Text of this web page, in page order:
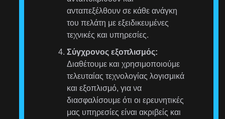
ανταπεξέλθουν σε κάθε ανάγκη
του πελάτη με εξειδικευμένες
τεχνικές και υπηρεσίες.
Σύγχρονος εξοπλισμός:
Διαθέτουμε και χρησιμοποιούμε
τελευταίας τεχνολογίας λογισμικά
και εξοπλισμό, για να
διασφαλίσουμε ότι οι ερευνητικές
μας υπηρεσίες είναι ακριβείς και